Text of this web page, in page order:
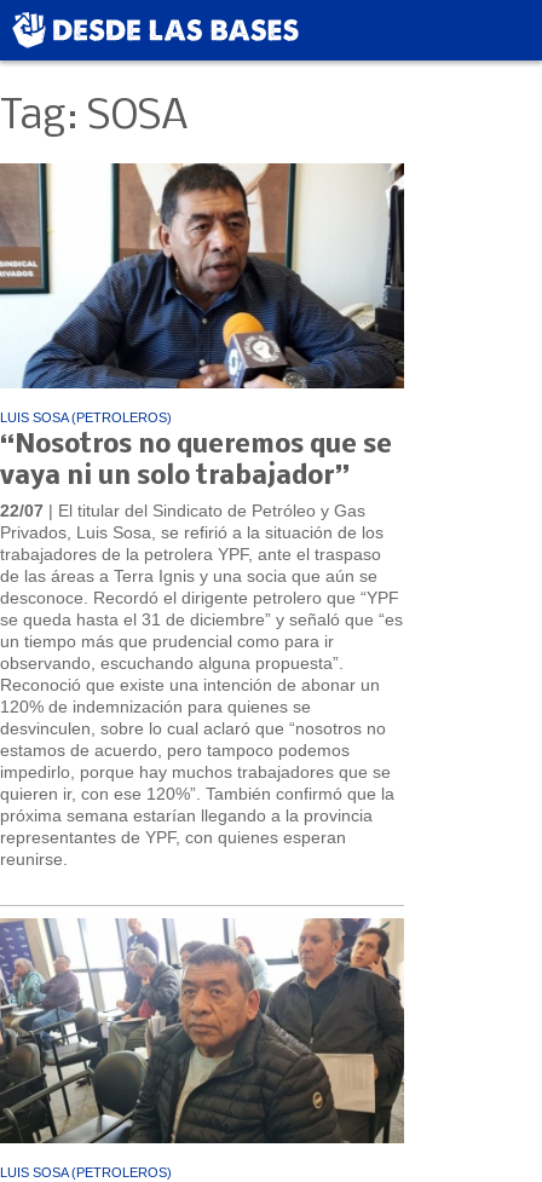
Tag: SOSA
LUIS SOSA (PETROLEROS)
“Nosotros no queremos que se
vaya ni un solo trabajador”
22/07 | El titular del Sindicato de Petróleo y Gas
Privados, Luis Sosa, se refirió a la situación de los
trabajadores de la petrolera YPF, ante el traspaso
de las áreas a Terra Ignis y una socia que aún se
desconoce. Recordó el dirigente petrolero que “YPF
se queda hasta el 31 de diciembre” y señaló que “es
un tiempo más que prudencial como para ir
observando, escuchando alguna propuesta”.
Reconoció que existe una intención de abonar un
120% de indemnización para quienes se
desvinculen, sobre lo cual aclaró que “nosotros no
estamos de acuerdo, pero tampoco podemos
impedirlo, porque hay muchos trabajadores que se
quieren ir, con ese 120%”. También confirmó que la
próxima semana estarían llegando a la provincia
representantes de YPF, con quienes esperan
reunirse.
LUIS SOSA (PETROLEROS)